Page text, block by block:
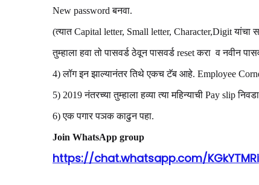
New password बनवा.
(त्यात Capital letter, Small letter, Character,Digit यांचा
तुम्हाला हवा तो पासवर्ड ठेवून पासवर्ड reset करा व नवीन
4) लॉग इन झाल्यानंतर तिथे एकच टॅब आहे. Employee
5) 2019 नंतरच्या तुम्हाला हव्या त्या महिन्याची Pay slip
6) एक पगार पञक काढुन पहा.
Join WhatsApp group
https://chat.whatsapp.com/